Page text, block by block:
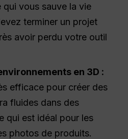
qui vous sauve la vie
terminer un projet
avoir perdu votre outil
en 3D :
efficace pour créer des
fluides dans des
qui est idéal pour les
photos de produits.